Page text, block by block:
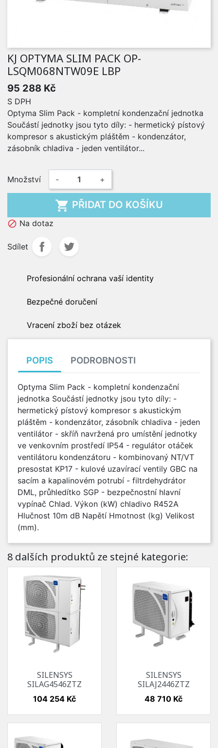
KJ OPTYMA SLIM PACK OP-
LSQM068NTW09E LBP
95 288 Kč
S DPH
Optyma Slim Pack - kompletní kondenzační jednotka
Součástí jednotky jsou tyto díly: - hermetický pístový
kompresor s akustickým pláštěm - kondenzátor,
zásobník chladiva - jeden ventilátor...
Množství - +
 PŘIDAT DO KOŠÍKU
 Na dotaz
Sdílet
Profesionální ochrana vaší identity
Bezpečné doručení
Vracení zboží bez otázek
POPIS PODROBNOSTI
Optyma Slim Pack - kompletní kondenzační
jednotka Součástí jednotky jsou tyto díly: -
hermetický pístový kompresor s akustickým
pláštěm - kondenzátor, zásobník chladiva - jeden
ventilátor - skříň navržená pro umístění jednotky
ve venkovním prostředí IP54 - regulátor otáček
ventilátoru kondenzátoru - kombinovaný NT/VT
presostat KP17 - kulové uzavírací ventily GBC na
sacím a kapalinovém potrubí - filtrdehydrátor
DML, průhledítko SGP - bezpečnostní hlavní
vypínač Chlad. Výkon (kW) chladivo R452A
Hlučnost 10m dB Napětí Hmotnost (kg) Velikost
(mm).
8 dalších produktů ze stejné kategorie:
SILENSYS
SILAG4546ZTZ
Cena
104 254 Kč
SILENSYS
SILAJ2446ZTZ
Cena
48 710 Kč